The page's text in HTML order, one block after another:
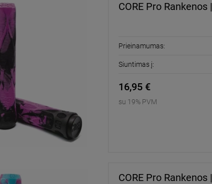
CORE Pro
Prieinamumas:
Siuntimas į:
16,95 €
su 19% PVM
CORE Pro